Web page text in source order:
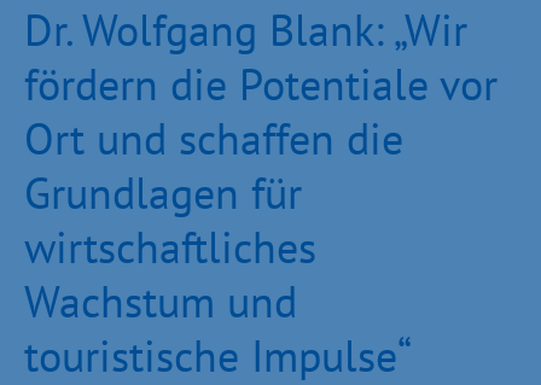
Dr. Wolfgang Blank: „Wir
fördern die Potentiale vor
Ort und schaffen die
Grundlagen für
wirtschaftliches
Wachstum und
touristische Impulse“